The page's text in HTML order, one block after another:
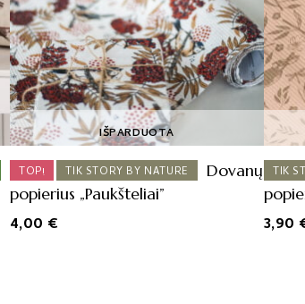
TOP! TIK STORY BY NATURE
Dovanų
popierius „Paukšteliai”
4,00 €
IŠPARDUOTA
TIK
3,90